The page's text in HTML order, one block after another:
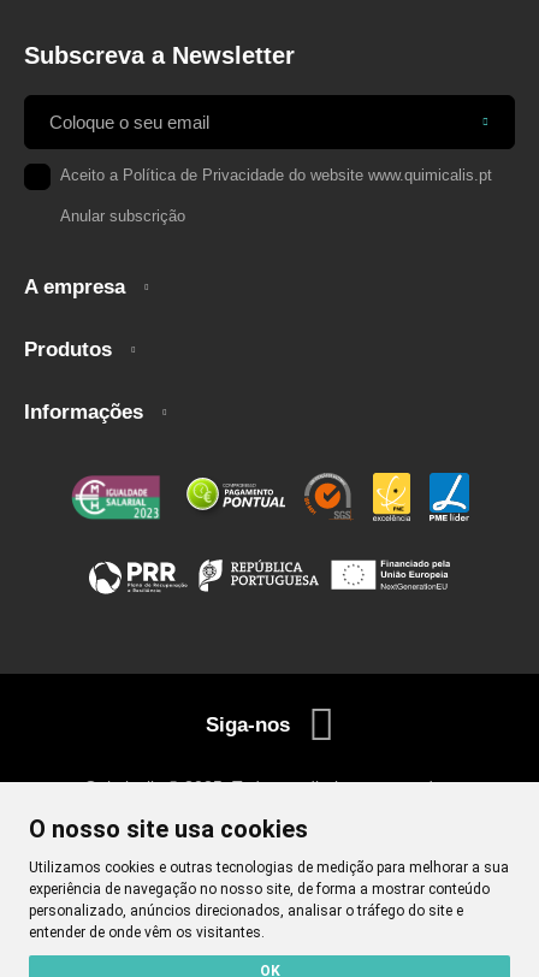
O nosso site usa cookies
Utilizamos cookies e outras tecnologias de medição para melhorar a sua
experiência de navegação no nosso site, de forma a mostrar conteúdo
personalizado, anúncios direcionados, analisar o tráfego do site e
entender de onde vêm os visitantes.
OK
Subscreva a Newsletter
Aceito a Política de Privacidade do website www.quimicalis.pt
Anular subscrição
A empresa
Produtos
Informações
Quimicalis © 2025. Todos os direitos reservados.
Siga-nos